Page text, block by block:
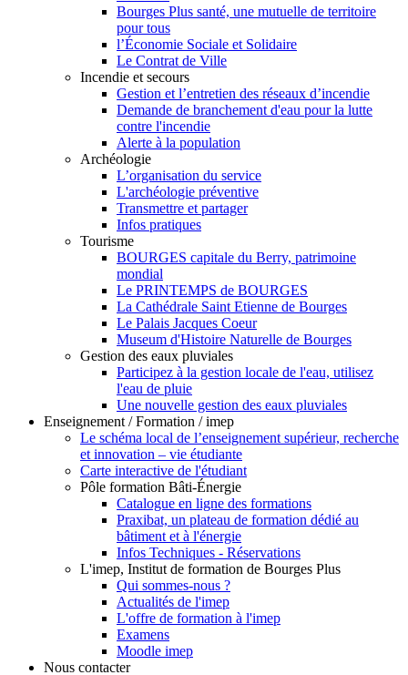
Bourges Plus santé, une mutuelle de territoire
pour tous
l’Économie Sociale et Solidaire
Le Contrat de Ville
Incendie et secours
Gestion et l’entretien des réseaux d’incendie
Demande de branchement d'eau pour la lutte
contre l'incendie
Alerte à la population
Archéologie
L’organisation du service
L'archéologie préventive
Transmettre et partager
Infos pratiques
Tourisme
BOURGES capitale du Berry, patrimoine
mondial
Le PRINTEMPS de BOURGES
La Cathédrale Saint Etienne de Bourges
Le Palais Jacques Coeur
Museum d'Histoire Naturelle de Bourges
Gestion des eaux pluviales
Participez à la gestion locale de l'eau, utilisez
l'eau de pluie
Une nouvelle gestion des eaux pluviales
Enseignement / Formation / imep
Le schéma local de l’enseignement supérieur, recherche
et innovation – vie étudiante
Carte interactive de l'étudiant
Pôle formation Bâti-Énergie
Catalogue en ligne des formations
Praxibat, un plateau de formation dédié au
bâtiment et à l'énergie
Infos Techniques - Réservations
L'imep, Institut de formation de Bourges Plus
Qui sommes-nous ?
Actualités de l'imep
L'offre de formation à l'imep
Examens
Moodle imep
Nous contacter